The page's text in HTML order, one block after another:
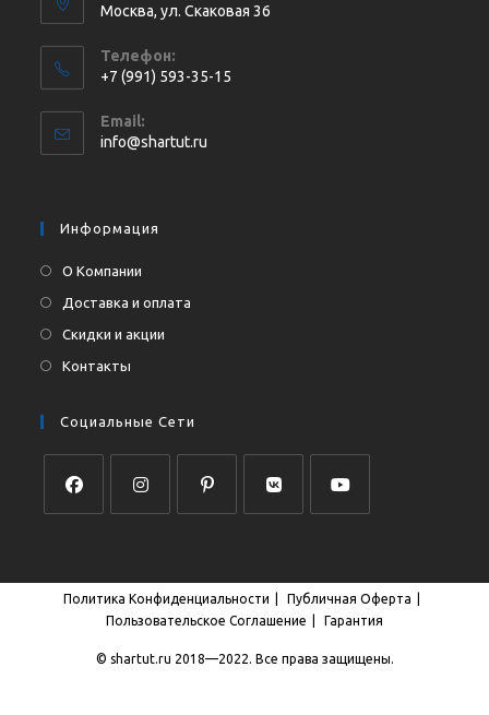
Москва, ул. Cкаковая 36
Телефон:
+7 (991) 593-35-15
в
вашем
Email:
info@shartut.ru
Информация
О Компании
Доставка и оплата
Скидки и акции
Контакты
Социальные Сети
новой
вкладке
новой
вкладке
новой
вкладке
новой
вкладке
новой
вкладке
Политика Конфиденциальности
Публичная Оферта
Пользовательское Соглашение
Гарантия
© shartut.ru 2018—2022. Все права защищены.